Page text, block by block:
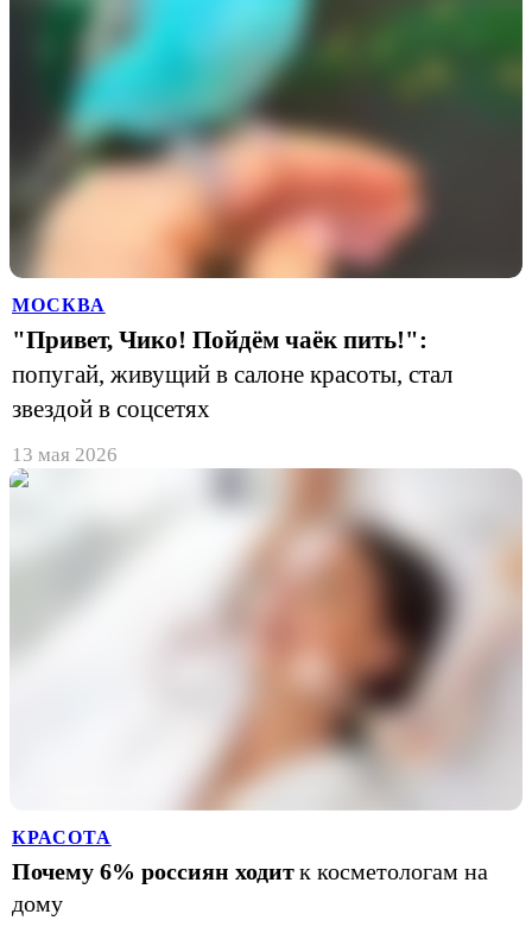
МОСКВА
"Привет, Чико! Пойдём чаёк пить!":
попугай, живущий в салоне красоты, стал
звездой в соцсетях
13 мая 2026
КРАСОТА
Почему 6% россиян ходитк косметологам на
дому